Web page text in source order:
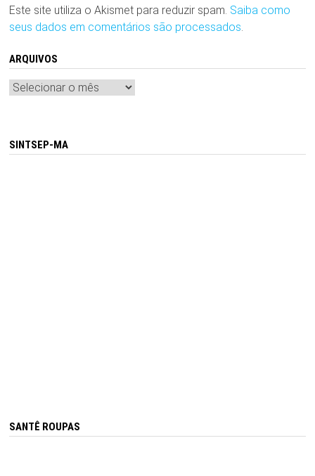
Este site utiliza o Akismet para reduzir spam. Saiba como
seus dados em comentários são processados.
ARQUIVOS
Arquivos
SINTSEP-MA
SANTÊ ROUPAS